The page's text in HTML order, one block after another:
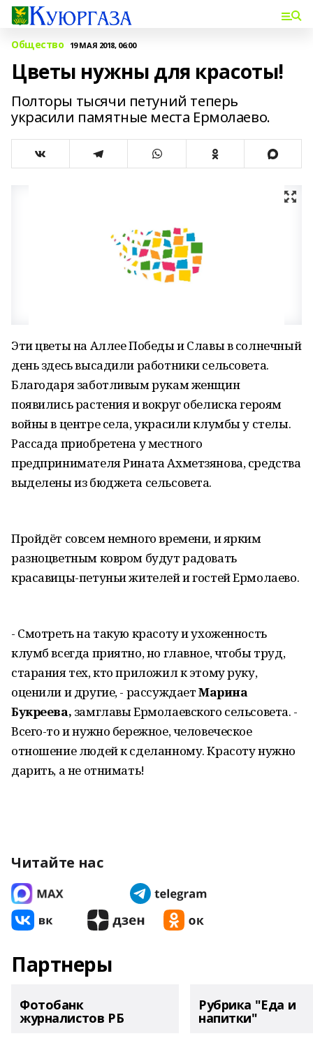
Общество 19 МАЯ 2018, 06:00
Цветы нужны для красоты!
Полторы тысячи петуний теперь
украсили памятные места Ермолаево.
Эти цветы на Аллее Победы и Славы в солнечный
день здесь высадили работники сельсовета.
Благодаря заботливым рукам женщин
появились растения и вокруг обелиска героям
войны в центре села, украсили клумбы у стелы.
Рассада приобретена у местного
предпринимателя Рината Ахметзянова, средства
выделены из бюджета сельсовета.
Пройдёт совсем немного времени, и ярким
разноцветным ковром будут радовать
красавицы-петуньи жителей и гостей Ермолаево.
- Смотреть на такую красоту и ухоженность
клумб всегда приятно, но главное, чтобы труд,
старания тех, кто приложил к этому руку,
оценили и другие, - рассуждаетМарина
Букреева, замглавы Ермолаевского сельсовета. -
Всего-то и нужно бережное, человеческое
отношение людей к сделанному. Красоту нужно
дарить, а не отнимать!
Читайте нас
Партнеры
Фотобанк
журналистов РБ
Рубрика "Еда и
напитки"